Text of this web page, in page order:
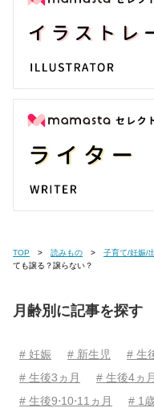
TOP 読みもの 子育て/妊娠/
ても譲る？譲らない？
月齢別に記事を探す
# 妊娠 # 新生児 # 生
# 生後3ヵ月
# 生後4ヵ月
# 生後9⋅10⋅11ヵ月
# 1歳